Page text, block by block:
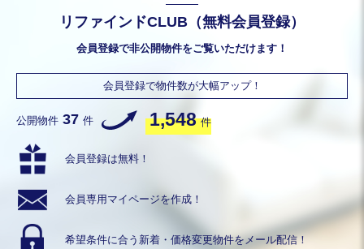
リファインドCLUB（無料会員登録）
会員登録で非公開物件をご覧いただけます！
会員登録で物件数が大幅アップ！
公開物件 37 件 1,548 件
会員登録は無料！
会員専用 マイページを作成！
希望条件に合う 新着・価格変更物件をメール配信！